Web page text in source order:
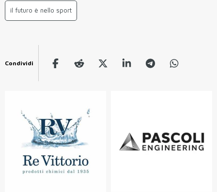
il futuro è nello sport
Condividi